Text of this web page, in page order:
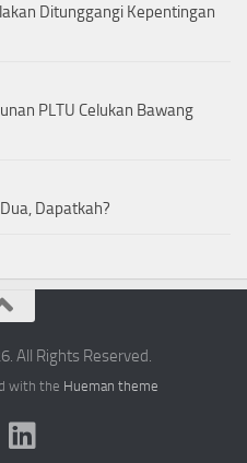
Ditunggangi Kepentingan
PLTU Celukan Bawang
Dapatkah?
All Rights Reserved.
with the Hueman theme